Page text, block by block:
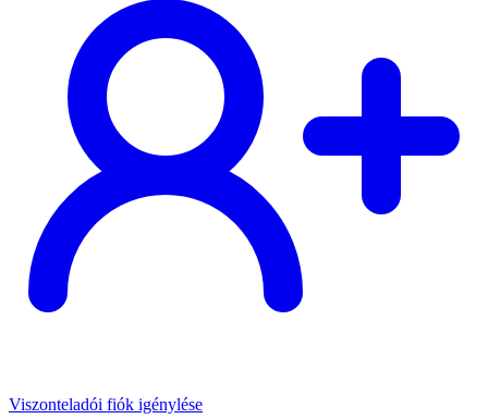
Viszonteladói fiók igénylése